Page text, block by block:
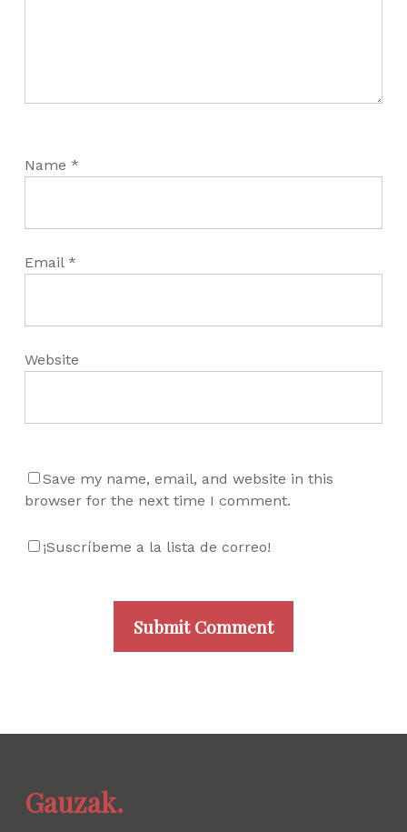
Name *
Email *
Website
Save my name, email, and website in this
browser for the next time I comment.
¡Suscríbeme a la lista de correo!
Gauzak.